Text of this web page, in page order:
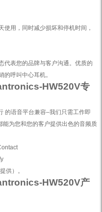
用，同时减少损坏和停机时间，
代表您的品牌与客户沟通。优质的
呼叫中心耳机。
HW520V专
的语音平台兼容–我们只需工作即
为您和您的客户提供出色的音频质
供）。
HW520V产